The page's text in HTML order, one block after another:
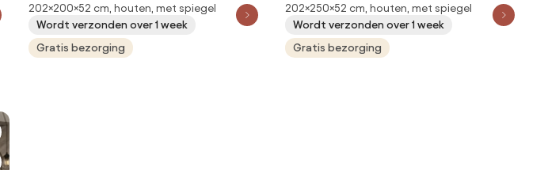
202x200x52cm, 135.3 kg, Kledingkast
deuren: Met scharnieren
202×200×52 cm, houten, met spiegel
Wordt verzonden over 1 week
Gratis bezorging
202x250x52cm, 173 kg, Kledingkast
deuren: Met scharnieren
202×250×52 cm, houten, met spiegel
Wordt verzonden over 1 week
Gratis bezorging